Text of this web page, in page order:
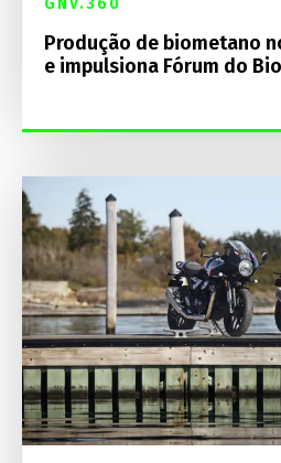
Produção de biometano
e impulsiona Fórum do